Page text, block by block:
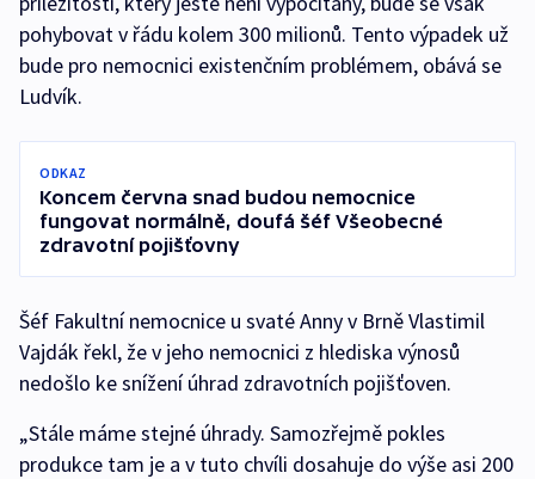
pohybovat v řádu kolem 300 milionů. Tento výpadek už
bude pro nemocnici existenčním problémem, obává se
Ludvík.
ODKAZ
Koncem června snad budou nemocnice
fungovat normálně, doufá šéf Všeobecné
zdravotní pojišťovny
Šéf Fakultní nemocnice u svaté Anny v Brně Vlastimil
Vajdák řekl, že v jeho nemocnici z hlediska výnosů
nedošlo ke snížení úhrad zdravotních pojišťoven.
„Stále máme stejné úhrady. Samozřejmě pokles
produkce tam je a v tuto chvíli dosahuje do výše asi 200